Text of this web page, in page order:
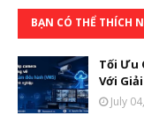
BẠN CÓ THỂ THÍCH
Tối Ưu
Với
July